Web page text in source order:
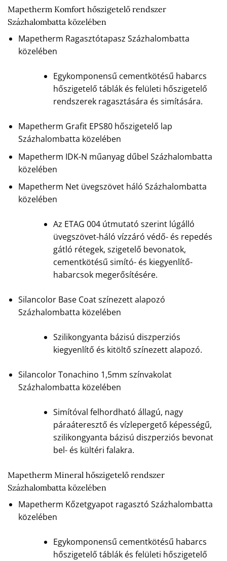
Mapetherm Komfort hőszigetelő rendszer
Százhalombatta közelében
Mapetherm Ragasztótapasz Százhalombatta
közelében
Egykomponensű cementkötésű habarcs
hőszigetelő táblák és felületi hőszigetelő
rendszerek ragasztására és simítására.
Mapetherm Grafit EPS80 hőszigetelő lap
Százhalombatta közelében
Mapetherm IDK-N műanyag dűbel Százhalombatta
közelében
Mapetherm Net üvegszövet háló Százhalombatta
közelében
Az ETAG 004 útmutató szerint lúgálló
üvegszövet-háló vízzáró védő- és repedés
gátló rétegek, szigetelő bevonatok,
cementkötésű simító- és kiegyenlítő-
habarcsok megerősítésére.
Silancolor Base Coat színezett alapozó
Százhalombatta közelében
Szilikongyanta bázisú diszperziós
kiegyenlítő és kitöltő színezett alapozó.
Silancolor Tonachino 1,5mm színvakolat
Százhalombatta közelében
Simítóval felhordható állagú, nagy
páraáteresztő és vízlepergető képességű,
szilikongyanta bázisú diszperziós bevonat
bel- és kültéri falakra.
Mapetherm Mineral hőszigetelő rendszer
Százhalombatta közelében
Mapetherm Kőzetgyapot ragasztó Százhalombatta
közelében
Egykomponensű cementkötésű habarcs
hőszigetelő táblák és felületi hőszigetelő